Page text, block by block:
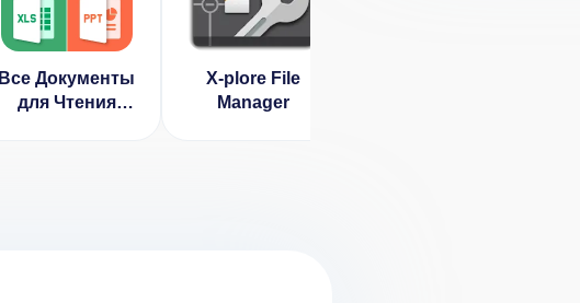
Все Документы
для Чтения
X-plore File
Manager